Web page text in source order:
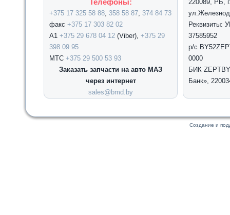
Телефоны:
+375 17 325 58 88, 358 58 87, 374 84 73
факс +375 17 303 82 02
А1 +375 29 678 04 12 (Viber), +375 29
398 09 95
МТС +375 29 500 53 93
Заказать запчасти на авто МАЗ
через интернет
sales@bmd.by
220089, РБ,
Реквизиты:
37585952
р/с
0000
БИК
Банк»,
Создание и